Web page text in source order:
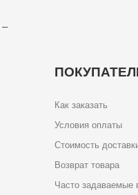
Как заказать
Условия оплаты
Стоимость
Возврат товара
Часто задаваемые